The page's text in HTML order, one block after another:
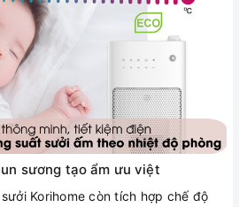
sương tạo ẩm ưu việt
Korihome còn tích hợp chế độ